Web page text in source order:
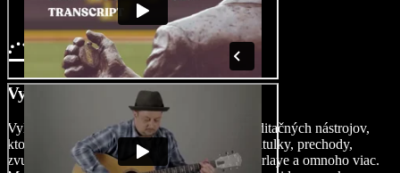
Vytvorte svoje podcast video
Vylepšite svoje video k podcastu pomocou editačných nástrojov,
ktoré vám umožnia upraviť zvuk, pridať AI titulky, prechody,
zvukové efekty, hudbu na pozadí, písma, overlaye a omnoho viac.